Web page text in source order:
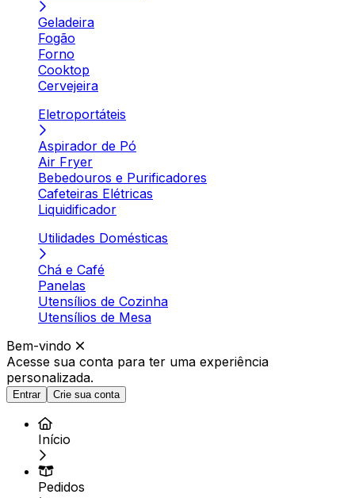
Geladeira
Fogão
Forno
Cooktop
Cervejeira
Eletroportáteis
Aspirador de Pó
Air Fryer
Bebedouros e Purificadores
Cafeteiras Elétricas
Liquidificador
Utilidades Domésticas
Chá e Café
Panelas
Utensílios de Cozinha
Utensílios de Mesa
Bem-vindo
Acesse sua conta para ter uma experiência
personalizada.
Entrar Crie sua conta
Início
Pedidos